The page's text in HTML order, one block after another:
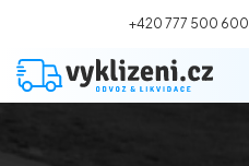
+420 777 500 600